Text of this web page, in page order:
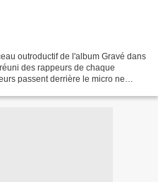
outroductif de l'album Gravé dans
des rappeurs de chaque
passent derrière le micro ne